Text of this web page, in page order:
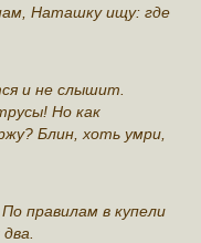
Наташку ищу: гдe
и не слышит.
Но как
Блин, хоть умри,
правилам в купели